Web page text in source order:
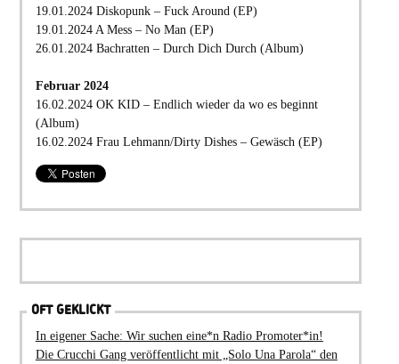
19.01.2024 Diskopunk – Fuck Around (EP)
19.01.2024 A Mess – No Man (EP)
26.01.2024 Bachratten – Durch Dich Durch (Album)
Februar 2024
16.02.2024 OK KID – Endlich wieder da wo es beginnt
(Album)
16.02.2024 Frau Lehmann/Dirty Dishes – Gewäsch (EP)
OFT GEKLICKT
In eigener Sache: Wir suchen eine*n Radio Promoter*in!
Die Crucchi Gang veröffentlicht mit „Solo Una Parola“ den